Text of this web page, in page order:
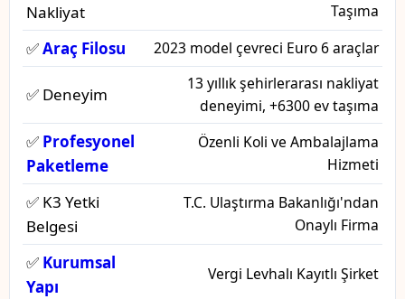
Nakliyat
Taşıma
✅Araç Filosu 2023 model çevreci Euro 6 araçlar
✅ Deneyim
13 yıllık şehirlerarası nakliyat
deneyimi, +6300 ev taşıma
✅ Profesyonel
Paketleme
Özenli Koli ve Ambalajlama
Hizmeti
✅ K3 Yetki
Belgesi
T.C. Ulaştırma Bakanlığı'ndan
Onaylı Firma
✅ Kurumsal
Yapı
Vergi Levhalı Kayıtlı Şirket